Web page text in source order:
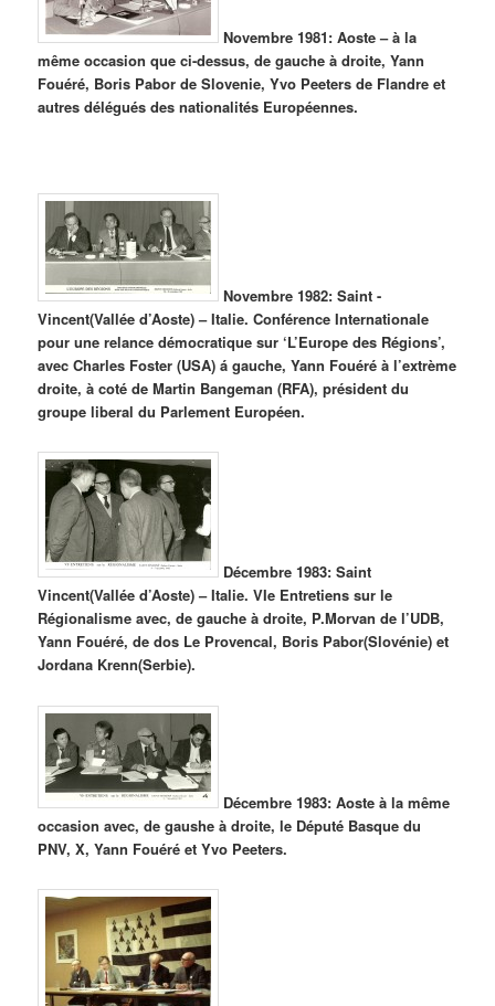
Novembre 1981: Aoste – à la
même occasion que ci-dessus, de gauche à droite, Yann
Fouéré, Boris Pabor de Slovenie, Yvo Peeters de Flandre et
autres délégués des nationalités Européennes.
Novembre 1982: Saint -
Vincent(Vallée d’Aoste) – Italie. Conférence Internationale
pour une relance démocratique sur ‘L’Europe des Régions’,
avec Charles Foster (USA) á gauche, Yann Fouéré à l’extrème
droite, à coté de Martin Bangeman (RFA), président du
groupe liberal du Parlement Européen.
Décembre 1983: Saint
Vincent(Vallée d’Aoste) – Italie. VIe Entretiens sur le
Régionalisme avec, de gauche à droite, P.Morvan de l’UDB,
Yann Fouéré, de dos Le Provencal, Boris Pabor(Slovénie) et
Jordana Krenn(Serbie).
Décembre 1983: Aoste à la même
occasion avec, de gaushe à droite, le Député Basque du
PNV, X, Yann Fouéré et Yvo Peeters.